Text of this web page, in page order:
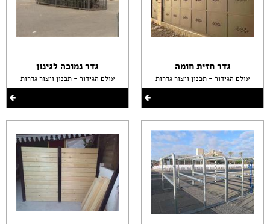
גדר חזית חומה
עולם הגידור - תכנון ויצור גדרות
גדר נמוכה לגינון
עולם הגידור - תכנון ויצור גדרות